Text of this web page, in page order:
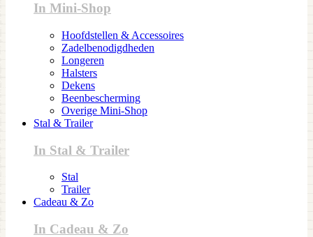
In Mini-Shop
Hoofdstellen & Accessoires
Zadelbenodigdheden
Longeren
Halsters
Dekens
Beenbescherming
Overige Mini-Shop
Stal & Trailer
In Stal & Trailer
Stal
Trailer
Cadeau & Zo
In Cadeau & Zo